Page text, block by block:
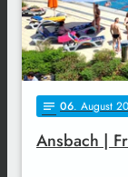
notes 06. August
Ansbach |